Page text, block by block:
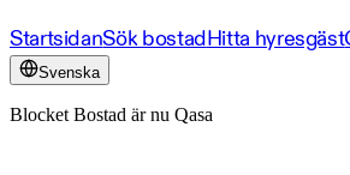
StartsidanSök bostadHitta hyresgäst
Svenska
Blocket Bostad är nu Qasa